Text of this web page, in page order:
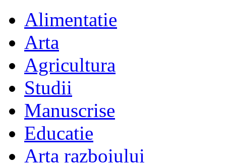
Alimentatie
Arta
Agricultura
Studii
Manuscrise
Educatie
Arta razboiului